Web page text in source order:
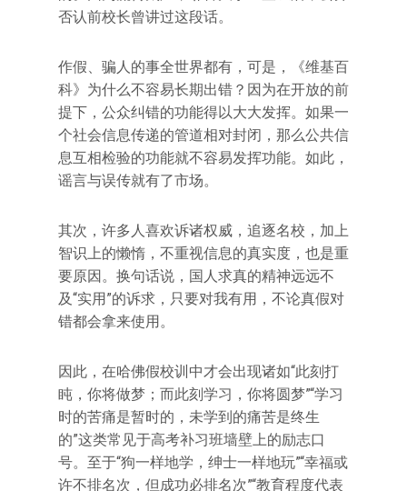
否认前校长曾讲过这段话。
作假、骗人的事全世界都有，可是，《维基百
科》为什么不容易长期出错？因为在开放的前
提下，公众纠错的功能得以大大发挥。如果一
个社会信息传递的管道相对封闭，那么公共信
息互相检验的功能就不容易发挥功能。如此，
谣言与误传就有了市场。
其次，许多人喜欢诉诸权威，追逐名校，加上
智识上的懒惰，不重视信息的真实度，也是重
要原因。换句话说，国人求真的精神远远不
及“实用”的诉求，只要对我有用，不论真假对
错都会拿来使用。
因此，在哈佛假校训中才会出现诸如“此刻打
盹，你将做梦；而此刻学习，你将圆梦”“学习
时的苦痛是暂时的，未学到的痛苦是终生
的”这类常见于高考补习班墙壁上的励志口
号。至于“狗一样地学，绅士一样地玩”“幸福或
许不排名次，但成功必排名次”“教育程度代表